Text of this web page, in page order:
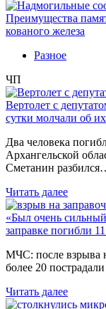
Преимущества
кованого железа
Разное
ЧП
Вертолет с
сутки молчали об
Два человека
Архангельской
Сметанин
Читать далее
«Был очень
заправке погибли
МЧС: после взрыва
более 20
Читать далее